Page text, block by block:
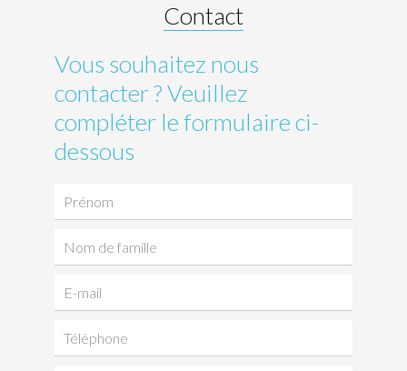
Vous souhaitez nous
contacter ? Veuillez
compléter le formulaire ci-
dessous
Contact